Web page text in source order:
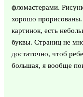
фломастерами.
хорошо
картинок, есть
буквы. Страниц не
достаточно, чтоб
большая, я вообще